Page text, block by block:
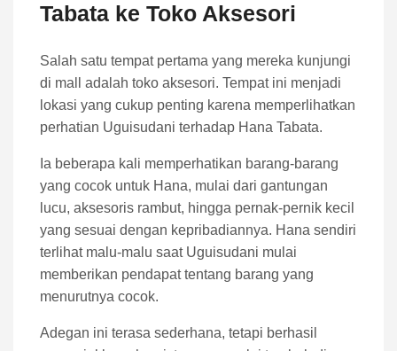
Tabata ke Toko Aksesori
Salah satu tempat pertama yang mereka kunjungi
di mall adalah toko aksesori. Tempat ini menjadi
lokasi yang cukup penting karena memperlihatkan
perhatian Uguisudani terhadap Hana Tabata.
Ia beberapa kali memperhatikan barang-barang
yang cocok untuk Hana, mulai dari gantungan
lucu, aksesoris rambut, hingga pernak-pernik kecil
yang sesuai dengan kepribadiannya. Hana sendiri
terlihat malu-malu saat Uguisudani mulai
memberikan pendapat tentang barang yang
menurutnya cocok.
Adegan ini terasa sederhana, tetapi berhasil